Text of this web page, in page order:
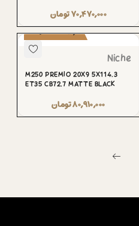
۷۰,۴۷۰,۰۰۰تومان
پیش‌سفارش
Niche
M250 PREMIO 20X9 5X114.3
ET35 CB72.7 MATTE BLACK
۸۰,۹۱۰,۰۰۰تومان